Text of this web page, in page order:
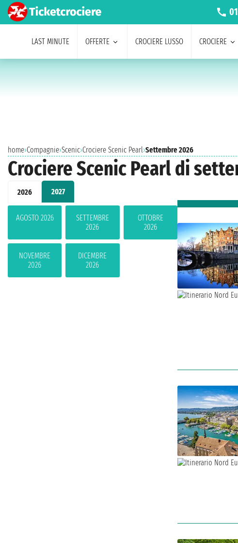
LAST MINUTE OFFERTE CROCIERE LUSSO CROCIERE
home›Compagnie›Scenic›Crociere Scenic Pearl›Settembre 2026
Crociere Scenic Pearl di
2026 2027
AGOSTO 2026
SETTEMBRE
2026
OTTOBRE
2026
NOVEMBRE
2026
DICEMBRE
2026